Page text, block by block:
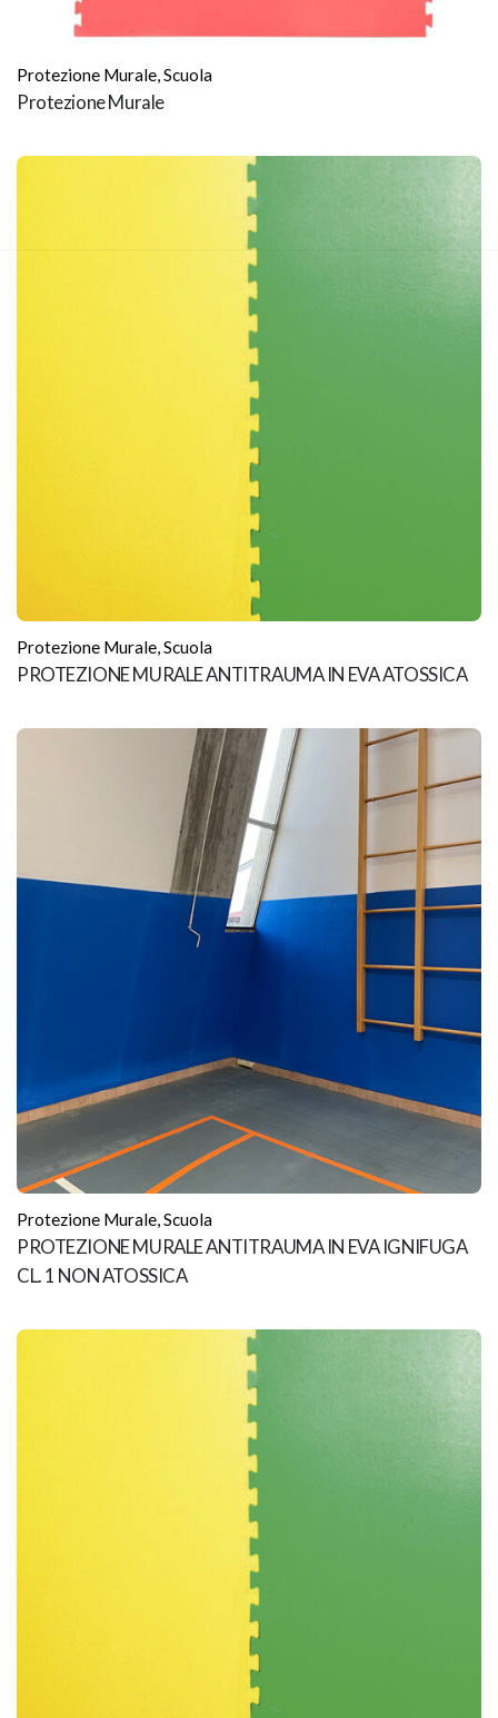
Protezione Murale,Scuola
Protezione Murale
Protezione Murale,Scuola
PROTEZIONE MURALE ANTITRAUMA IN EVA ATOSSICA
Protezione Murale,Scuola
PROTEZIONE MURALE ANTITRAUMA IN EVA IGNIFUGA
CL. 1 NON ATOSSICA